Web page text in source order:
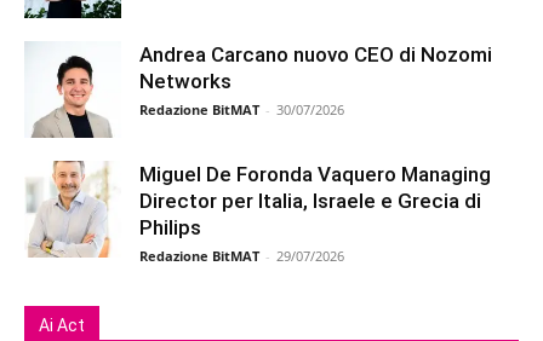
Andrea Carcano nuovo CEO di Nozomi
Networks
Redazione BitMAT - 30/07/2026
Miguel De Foronda Vaquero Managing
Director per Italia, Israele e Grecia di
Philips
Redazione BitMAT - 29/07/2026
Ai Act